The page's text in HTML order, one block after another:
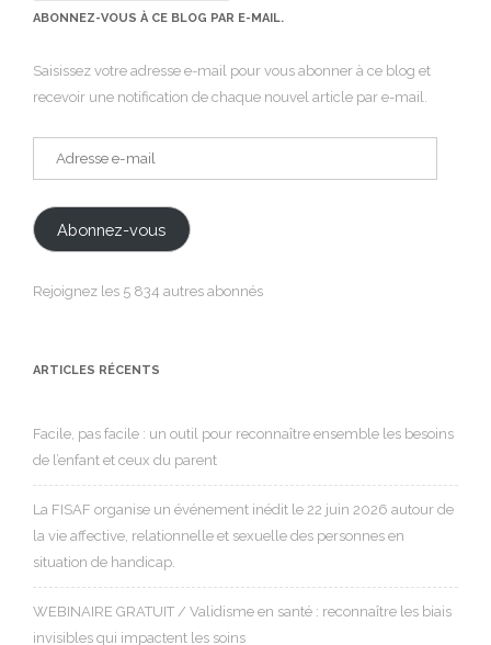
ABONNEZ-VOUS À CE BLOG PAR E-MAIL.
Saisissez votre adresse e-mail pour vous abonner à ce blog et
recevoir une notification de chaque nouvel article par e-mail.
Abonnez-vous
Rejoignez les 5 834 autres abonnés
ARTICLES RÉCENTS
Facile, pas facile : un outil pour reconnaître ensemble les besoins
de l’enfant et ceux du parent
La FISAF organise un événement inédit le 22 juin 2026 autour de
la vie affective, relationnelle et sexuelle des personnes en
situation de handicap.
WEBINAIRE GRATUIT / Validisme en santé : reconnaître les biais
invisibles qui impactent les soins